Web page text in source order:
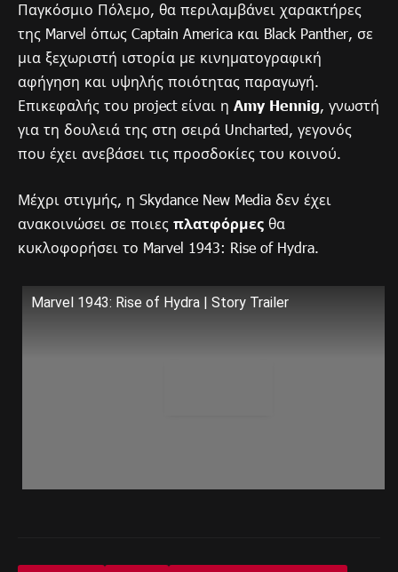
Παγκόσμιο Πόλεμο, θα περιλαμβάνει χαρακτήρες
της Marvel όπως Captain America και Black Panther, σε
μια ξεχωριστή ιστορία με κινηματογραφική
αφήγηση και υψηλής ποιότητας παραγωγή.
Επικεφαλής του project είναι η Amy Hennig, γνωστή
για τη δουλειά της στη σειρά Uncharted, γεγονός
που έχει ανεβάσει τις προσδοκίες του κοινού.
Μέχρι στιγμής, η Skydance New Media δεν έχει
ανακοινώσει σε ποιες πλατφόρμες θα
κυκλοφορήσει το Marvel 1943: Rise of Hydra.
Marvel 1943: Rise of Hydra | Story Trailer